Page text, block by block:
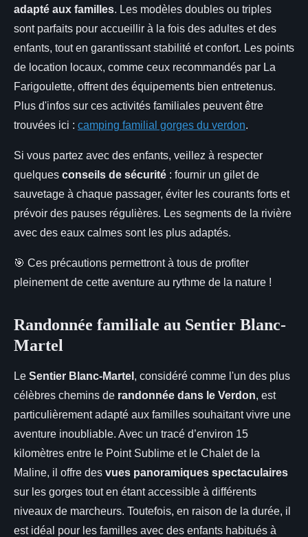
adapté aux familles. Les modèles doubles ou triples
sont parfaits pour accueillir à la fois des adultes et des
enfants, tout en garantissant stabilité et confort. Les points
de location locaux, comme ceux recommandés par La
Farigoulette, offrent des équipements bien entretenus.
Plus d'infos sur ces activités familiales peuvent être
trouvées ici : camping familial gorges du verdon.
Si vous partez avec des enfants, veillez à respecter
quelques conseils de sécurité : fournir un gilet de
sauvetage à chaque passager, éviter les courants forts et
prévoir des pauses régulières. Les segments de la rivière
avec des eaux calmes sont les plus adaptés.
🎯 Ces précautions permettront à tous de profiter
pleinement de cette aventure au rythme de la nature !
Randonnée familiale au Sentier Blanc-
Martel
Le Sentier Blanc-Martel , considéré comme l'un des plus
célèbres chemins de randonnée dans le Verdon, est
particulièrement adapté aux familles souhaitant vivre une
aventure inoubliable. Avec un tracé d’environ 15
kilomètres entre le Point Sublime et le Chalet de la
Maline, il offre des vues panoramiques spectaculaires
sur les gorges tout en étant accessible à différents
niveaux de marcheurs. Toutefois, en raison de la durée, il
est idéal pour les familles avec des enfants habitués à